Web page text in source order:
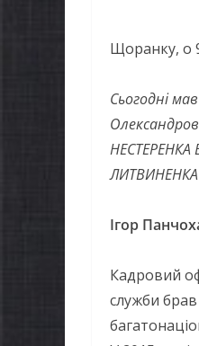
Щоранку, о 9
Сьогодні
НЕСТЕРЕНКА
ЛИТВИНЕНКА
Ігор
Кадровий
служби брав